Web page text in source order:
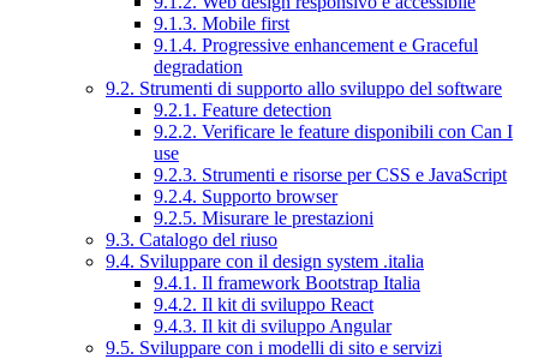
9.1.3. Mobile first
9.1.4. Progressive enhancement e Graceful
degradation
9.2. Strumenti di supporto allo sviluppo del software
9.2.1. Feature detection
9.2.2. Verificare le feature disponibili con Can I
use
9.2.3. Strumenti e risorse per CSS e JavaScript
9.2.4. Supporto browser
9.2.5. Misurare le prestazioni
9.3. Catalogo del riuso
9.4. Sviluppare con il design system .italia
9.4.1. Il framework Bootstrap Italia
9.4.2. Il kit di sviluppo React
9.4.3. Il kit di sviluppo Angular
9.5. Sviluppare con i modelli di sito e servizi